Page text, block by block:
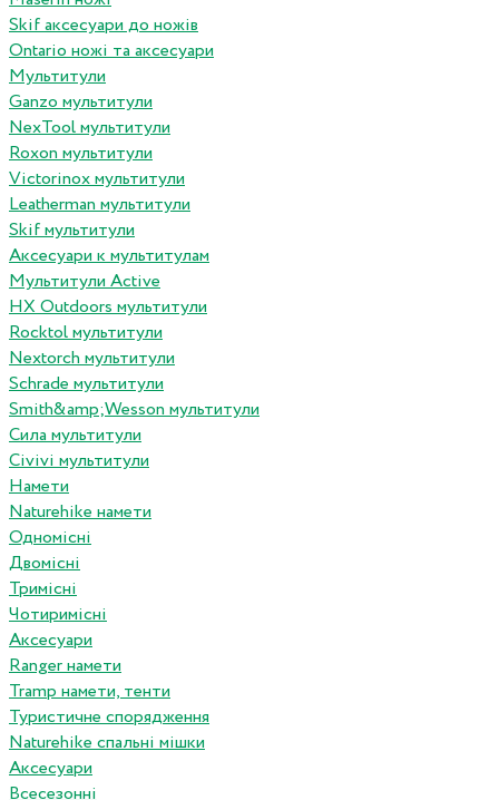
Skif аксесуари до ножів
Ontario ножі та аксесуари
Мультитули
Ganzo мультитули
NexTool мультитули
Roxon мультитули
Victorinox мультитули
Leatherman мультитули
Skif мультитули
Аксесуари к мультитулам
Мультитули Active
HX Outdoors мультитули
Rocktol мультитули
Nextorch мультитули
Schrade мультитули
Smith&amp;Wesson мультитули
Сила мультитули
Civivi мультитули
Намети
Naturehike намети
Одномісні
Двомісні
Тримісні
Чотиримісні
Аксесуари
Ranger намети
Tramp намети, тенти
Туристичне спорядження
Naturehike спальні мішки
Аксесуари
Всесезонні